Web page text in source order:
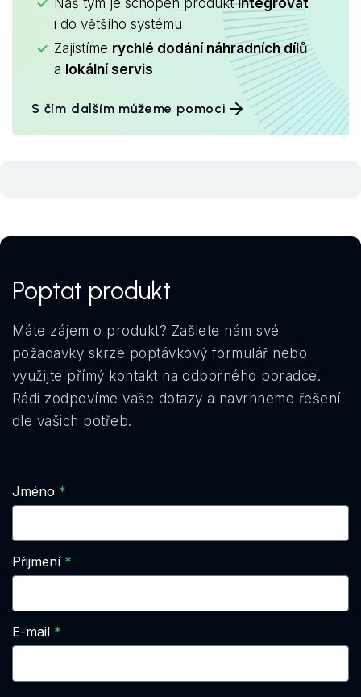
i do většího systému
Zajistíme rychlé dodání náhradních dílů
a lokální servis
S čím dalším můžeme pomoci
Poptat produkt
Máte zájem o produkt? Zašlete nám své
požadavky skrze poptávkový formulář nebo
využijte přímý kontakt na odborného poradce.
Rádi zodpovíme vaše dotazy a navrhneme řešení
dle vašich potřeb.
Jméno
Přijmení
E-mail